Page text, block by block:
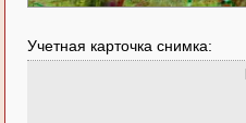
Учетная карточка снимка: